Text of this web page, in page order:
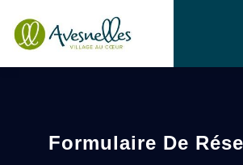
Formulaire De